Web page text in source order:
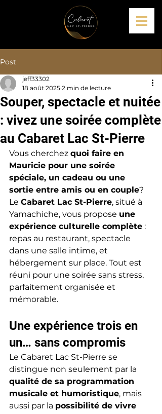
Post
Souper, spectacle et nuitée
: vivez une soirée complète
au Cabaret Lac St-Pierre
jeff33302
18 août 2025 2 min de lecture
Vous cherchez quoi faire en
Mauricie pour une soirée
spéciale, un cadeau ou une
sortie entre amis ou en couple?
Le Cabaret Lac St-Pierre, situé à
Yamachiche, vous propose une
expérience culturelle complète :
repas au restaurant, spectacle
dans une salle intime, et
hébergement sur place. Tout est
réuni pour une soirée sans stress,
parfaitement organisée et
mémorable.
Une expérience trois en
un… sans compromis
Le Cabaret Lac St-Pierre se
distingue non seulement par la
qualité de sa programmation
musicale et humoristique, mais
aussi par la possibilité de vivre